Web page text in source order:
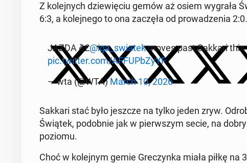
Z kole­jnych dziewię­ciu gemów aż osiem wygrała
6:3, a kole­jnego to ona zaczęła od prowadzenia 2:0.
JAZDA ð£️@iga_swiatekmoves past Sakkari this
pic.twitter.com/AF­FUP­bZyYF
— wta (@WTA)March 10, 2026
Sakkari stać było jeszcze na tylko jeden zryw.
Świątek, podob­nie jak w pier­wszym secie, na
poziomu.
Choć w kole­jnym gemie Greczyn­ka miała piłkę na